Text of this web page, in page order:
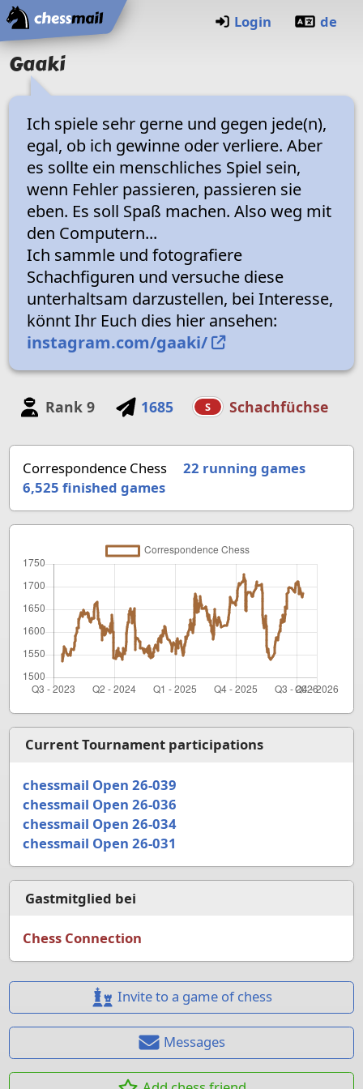
Home
Login de
Gaaki
Ich spiele sehr gerne und gegen jede(n),
egal, ob ich gewinne oder verliere. Aber
es sollte ein menschliches Spiel sein,
wenn Fehler passieren, passieren sie
eben. Es soll Spaß machen. Also weg mit
den Computern...
Ich sammle und fotografiere
Schachfiguren und versuche diese
unterhaltsam darzustellen, bei Interesse,
könnt Ihr Euch dies hier ansehen:
instagram.com/gaaki/
Rank 9 1685 S Schachfüchse
Correspondence Chess
22 running games
6,525 finished games
Current Tournament participations
chessmail Open 26-039
chessmail Open 26-036
chessmail Open 26-034
chessmail Open 26-031
Gastmitglied bei
Chess Connection
Invite to a game of chess
Messages